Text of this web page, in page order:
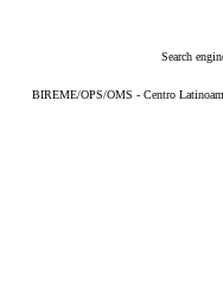
Search
BIREME/OPS/OMS - Centro